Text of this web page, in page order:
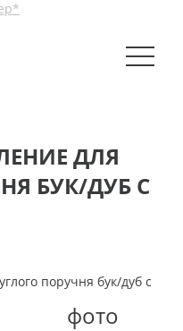
ДЛЯ
БУК/ДУБ С
фото